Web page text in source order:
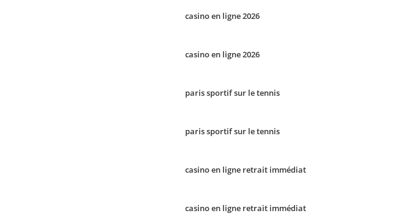
casino en ligne 2026
casino en ligne 2026
paris sportif sur le tennis
paris sportif sur le tennis
casino en ligne retrait immédiat
casino en ligne retrait immédiat